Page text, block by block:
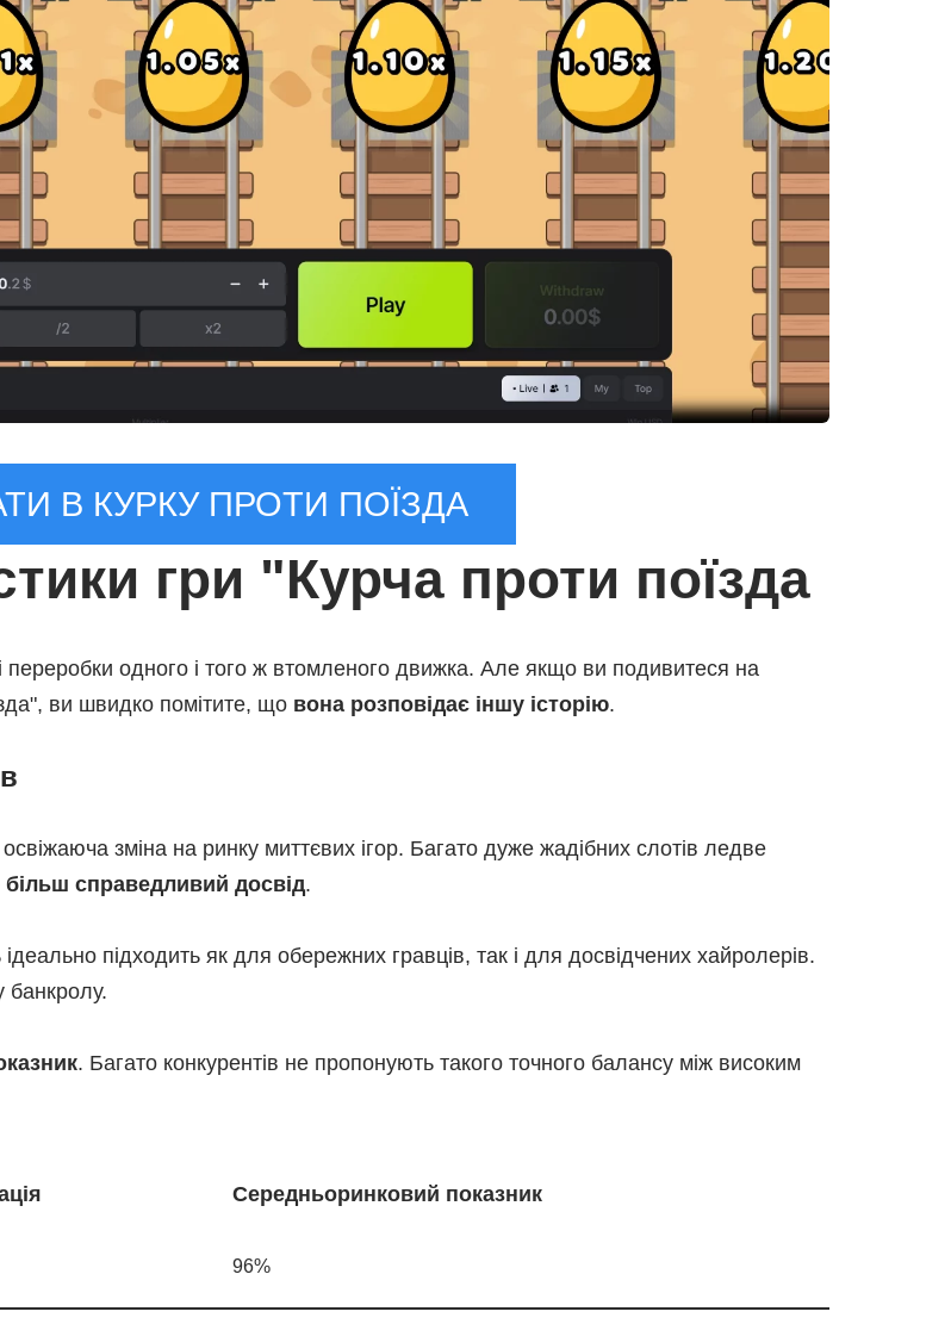
В КУРКУ ПРОТИ ПОЇЗДА
гри "Курча проти поїзда
переробки одного і того ж втомленого движка. Але якщо ви подивитеся на
ви швидко помітите, що вона розповідає іншу історію.
зміна на ринку миттєвих ігор. Багато дуже жадібних слотів ледве
більш справедливий досвід.
ідеально підходить як для обережних гравців, так і для досвідчених хайролерів.
банкролу.
. Багато конкурентів не пропонують такого точного балансу між високим
Середньоринковий показник
96%